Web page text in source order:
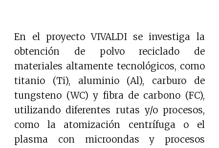
En el proyecto VIVALDI se investiga la
obtención de polvo reciclado de
materiales altamente tecnológicos, como
titanio (Ti), aluminio (Al), carburo de
tungsteno (WC) y fibra de carbono (FC),
utilizando diferentes rutas y/o procesos,
como la atomización centrífuga o el
plasma con microondas y procesos